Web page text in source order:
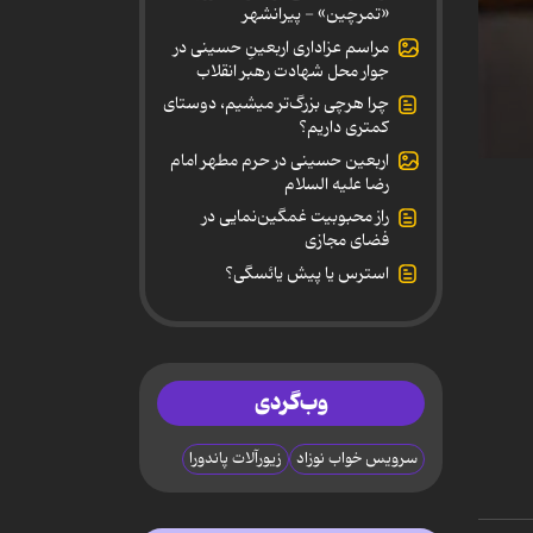
«تمرچین» - پیرانشهر
مراسم عزاداری اربعینِ حسینی در
جوار محل شهادت رهبر انقلاب
چرا هرچی بزرگ‌تر میشیم، دوستای
کمتری داریم؟
اربعین حسینی در حرم مطهر امام
رضا علیه السلام
راز محبوبیت غمگین‌نمایی در
فضای مجازی
استرس یا پیش یائسگی؟
وب‌گردی
سرویس خواب نوزاد زیورآلات پاندورا